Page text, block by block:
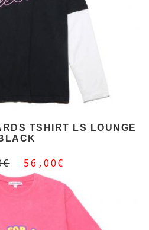
TSHIRT LS LOUNGE
56,00€